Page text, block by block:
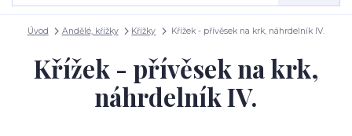
Úvod Andělé, křížky Křížky Křížek - přívěsek na krk, náhrdelník IV.
Křížek - přívěsek na krk,
náhrdelník IV.